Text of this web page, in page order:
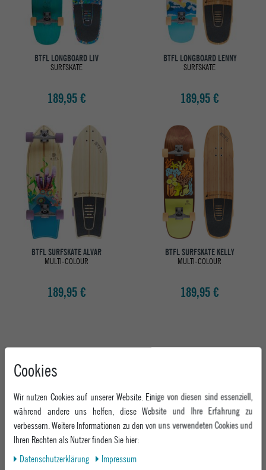
BTFL LONGBOARD LIV
SURFSKATE
189,95 €
BTFL LONGBOARD LENNY
SURFSKATE
189,95 €
BTFL SURFSKATE ALVAR
MULTI-COLOUR
189,95 €
BTFL SURFSKATE KELLY
MULTI-COLOUR
189,95 €
BTFL LONGBOARD ACHSE G-TRUCK
SURFSKATE
SILVER
Cookies
Wir nutzen Cookies auf unserer Website. Einige von diesen sind essenziell,
während andere uns helfen, diese Website und Ihre Erfahrung zu
verbessern. Weitere Informationen zu den von uns verwendeten Cookies und
Ihren Rechten als Nutzer finden Sie hier:
Daten­schutz­erklärung
Impressum